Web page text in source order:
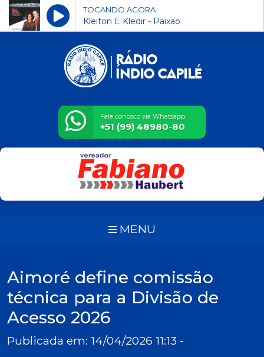
TOCANDO AGORA
Kleiton E Kledir - Paixao
Fale conosco via Whatsapp:
+51 (99) 48980-80
MENU
Aimoré define comissão
técnica para a Divisão de
Acesso 2026
Publicada em: 14/04/2026 11:13 -